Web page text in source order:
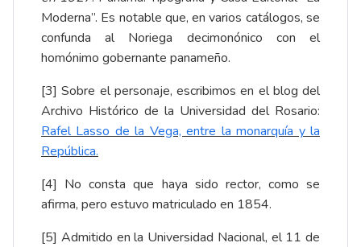
Moderna”. Es notable que, en varios catálogos, se
confunda al Noriega decimonónico con el
homónimo gobernante panameño.
[3] Sobre el personaje, escribimos en el blog del
Archivo Histórico de la Universidad del Rosario:
Rafel Lasso de la Vega, entre la monarquía y la
República.
[4] No consta que haya sido rector, como se
afirma, pero estuvo matriculado en 1854.
[5] Admitido en la Universidad Nacional, el 11 de